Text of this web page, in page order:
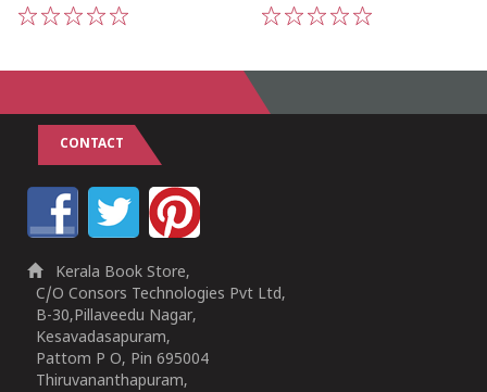
CONTACT
Kerala Book Store,
C/O Consors Technologies Pvt Ltd,
B-30,Pillaveedu Nagar,
Kesavadasapuram,
Pattom P O, Pin 695004
Thiruvananthapuram,